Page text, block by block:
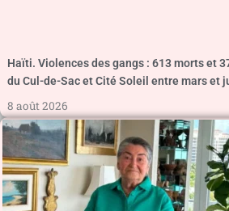
Haïti. Violences des gangs : 613 morts et
du Cul-de-Sac et Cité Soleil entre mars et
8 août 2026